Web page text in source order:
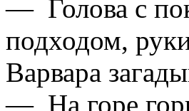
— Голова с
подходом,
Варвара
— На горе